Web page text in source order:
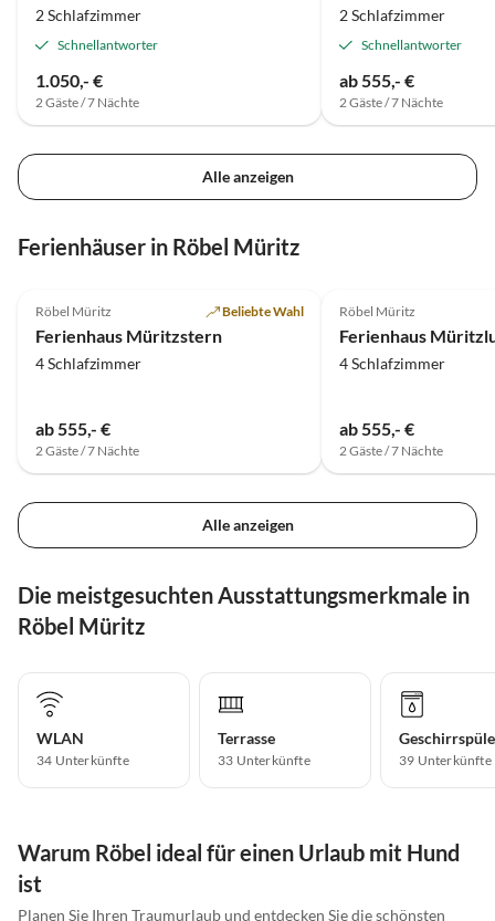
2 Schlafzimmer
Schnellantworter
1.050,- €
2 Gäste / 7 Nächte
2 Schlafzimmer
Schnellantworter
ab 555,- €
2 Gäste / 7 Nächte
Alle anzeigen
Ferienhäuser in Röbel Müritz
Röbel Müritz Beliebte Wahl
Ferienhaus Müritzstern
4 Schlafzimmer
ab 555,- €
2 Gäste / 7 Nächte
Röbel Müritz
Ferienhaus
4 Schlafzimmer
ab 555,- €
2 Gäste / 7 Nächte
Alle anzeigen
Die meistgesuchten Ausstattungsmerkmale in
Röbel Müritz
WLAN
34 Unterkünfte
Terrasse
33 Unterkünfte 39 Unterkünfte
Warum Röbel ideal für einen Urlaub mit Hund
ist
Planen Sie Ihren Traumurlaub und entdecken Sie die schönsten